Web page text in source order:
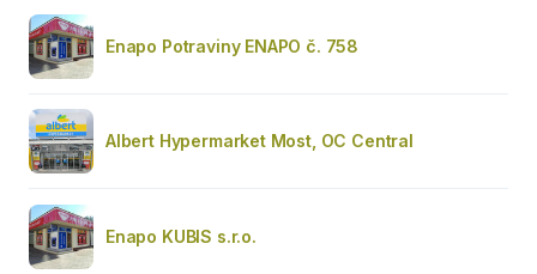
Enapo Potraviny ENAPO č. 758
Albert Hypermarket Most, OC Central
Enapo KUBIS s.r.o.